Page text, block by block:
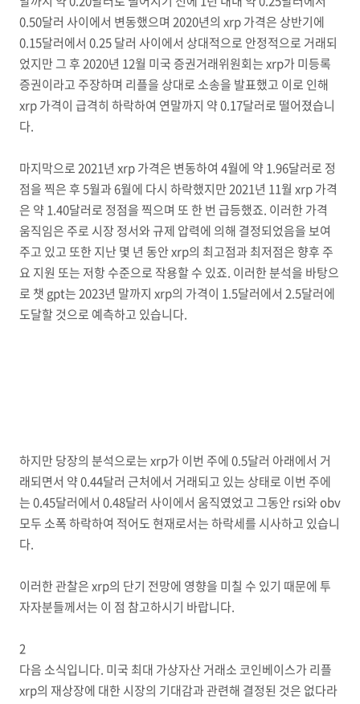
0.50달러 사이에서 변동했으며 2020년의 xrp 가격은 상반기에
0.15달러에서 0.25 달러 사이에서 상대적으로 안정적으로 거래되
었지만 그 후 2020년 12월 미국 증권거래위원회는 xrp가 미등록
증권이라고 주장하며 리플을 상대로 소송을 발표했고 이로 인해
xrp 가격이 급격히 하락하여 연말까지 약 0.17달러로 떨어졌습니
다.
마지막으로 2021년 xrp 가격은 변동하여 4월에 약 1.96달러로 정
점을 찍은 후 5월과 6월에 다시 하락했지만 2021년 11월 xrp 가격
은 약 1.40달러로 정점을 찍으며 또 한 번 급등했죠. 이러한 가격
움직임은 주로 시장 정서와 규제 압력에 의해 결정되었음을 보여
주고 있고 또한 지난 몇 년 동안 xrp의 최고점과 최저점은 향후 주
요 지원 또는 저항 수준으로 작용할 수 있죠. 이러한 분석을 바탕으
로 챗 gpt는 2023년 말까지 xrp의 가격이 1.5달러에서 2.5달러에
도달할 것으로 예측하고 있습니다.
하지만 당장의 분석으로는 xrp가 이번 주에 0.5달러 아래에서 거
래되면서 약 0.44달러 근처에서 거래되고 있는 상태로 이번 주에
는 0.45달러에서 0.48달러 사이에서 움직였었고 그동안 rsi와 obv
모두 소폭 하락하여 적어도 현재로서는 하락세를 시사하고 있습니
다.
이러한 관찰은 xrp의 단기 전망에 영향을 미칠 수 있기 때문에 투
자자분들께서는 이 점 참고하시기 바랍니다.
2
다음 소식입니다. 미국 최대 가상자산 거래소 코인베이스가 리플
xrp의 재상장에 대한 시장의 기대감과 관련해 결정된 것은 없다라